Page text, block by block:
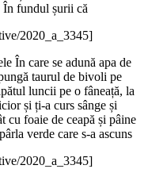
În fundul șurii că
2020_a_3345]
În care se adună apa de
taurul de bivoli pe
luncii pe o fâneață, la
și ți-a curs sânge și
cu foaie de ceapă și pâine
verde care s-a ascuns
2020_a_3345]